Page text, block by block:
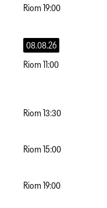
Riom 19:00
08.08.26
Riom 11:00
Riom 13:30
Riom 15:00
Riom 19:00